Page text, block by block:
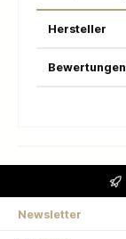
Hersteller
Bewertungen
Newsletter